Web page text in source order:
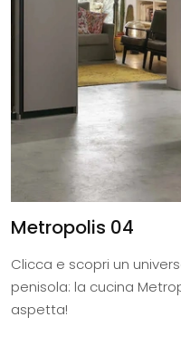
Metropolis 04
Clicca e scopri un
penisola: la cucina
aspetta!